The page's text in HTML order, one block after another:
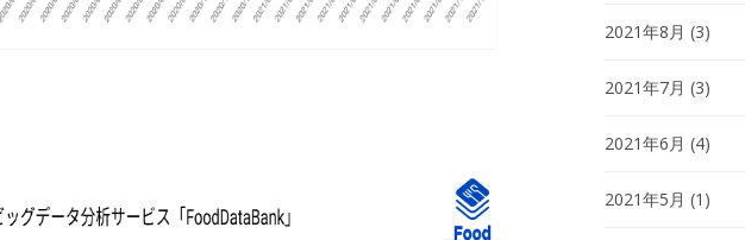
2021年8月 (3)
2021年7月 (3)
2021年6月 (4)
2021年5月 (1)